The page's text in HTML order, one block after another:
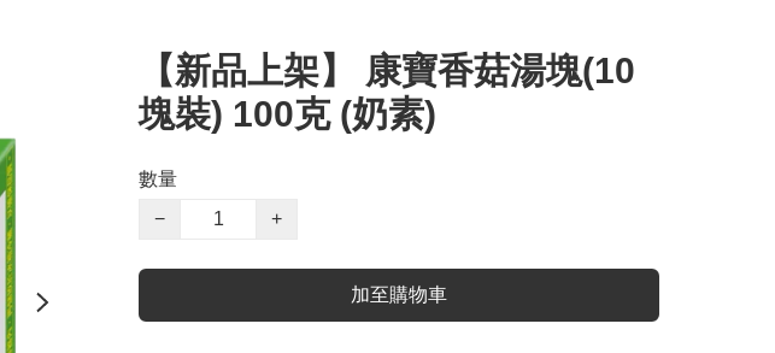
【新品上架】 康寶香菇湯塊(10
塊裝) 100克 (奶素)
數量
−
+
加至購物車